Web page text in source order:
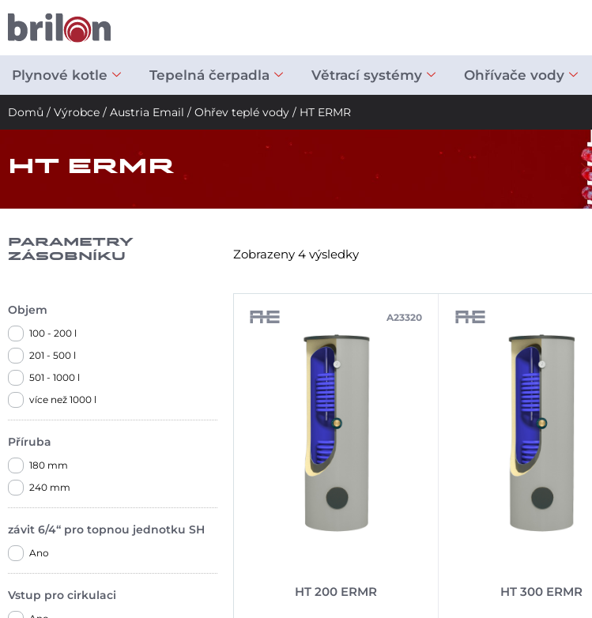
obsah
Plynové kotle Tepelná čerpadla Větrací systémy Ohřívače vody
Domů / Výrobce / Austria Email / Ohřev teplé vody / HT ERMR
HT ERMR
PARAMETRY
ZÁSOBNÍKU
Objem
100 - 200 l
201 - 500 l
501 - 1000 l
více než 1000 l
Příruba
180 mm
240 mm
závit 6/4“ pro topnou jednotku SH
Ano
Vstup pro cirkulaci
Zobrazeny 4 výsledky
HT 200 ERMR
A23320
HT 300 ERMR